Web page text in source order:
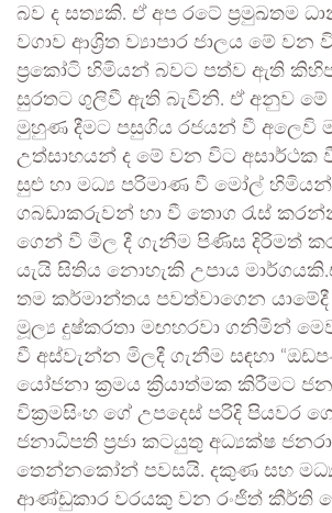
බව ද සත්‍යකි. ඒ අප රටේ ප්‍රමුඛතම
වගාව ආශ්‍රිත ව්‍යාපාර ජාලය මේ වන
ප්‍රකෝටි හිමියන් බවට පත්ව ඇති
සුරතට ගුලිවී ඇති බැවිනි. ඒ අනුව
මුහුණ දීමට පසුගිය රජයන් වී අලෙවි
උත්සාහයන් ද මේ වන විට අසාර්ථක
සුළු හා මධ්‍ය පරිමාණ වී මෝල්
ගබඩාකරුවන් හා වී තොග රැස්
ගෙන් වී මිල දී ගැනීම පිණිස දිරිමත්
යැයි සිතිය නොහැකි උපාය
තම කර්මාන්තය පවත්වාගෙන
මූල්‍ය දුෂ්කරතා මඟහරවා ගනිමින්
වී අස්වැන්න මිලදී ගැනීම සඳහා
යෝජනා ක්‍රමය ක්‍රියාත්මක කිරීමට
වික්‍රමසිංහ ගේ උපදෙස් පරිදි පියවර
ජනාධිපති ප්‍රජා කටයුතු අධ්‍යක්ෂ
තෙන්නකෝන් පවසයි. දකුණ සහ
ආණ්ඩුකාර වරයකු වන රංජිත්